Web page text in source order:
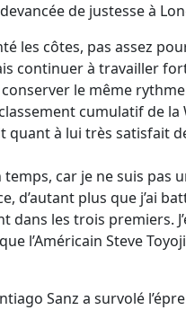
de justesse à
les côtes, pas assez
continuer à travailler
le même
cumulatif de
quant à lui très satisfait
temps, car je ne suis
d’autant plus que j’ai
dans les trois premiers.
l’Américain Steve
Sanz a survolé